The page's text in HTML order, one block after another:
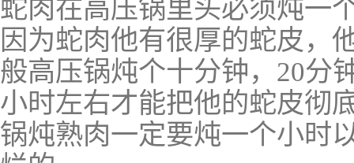
蛇肉在高压锅里头必须炖一
因为蛇肉他有很厚的蛇皮，
般高压锅炖个十分钟，20分
小时左右才能把他的蛇皮彻
锅炖熟肉一定要炖一个小时